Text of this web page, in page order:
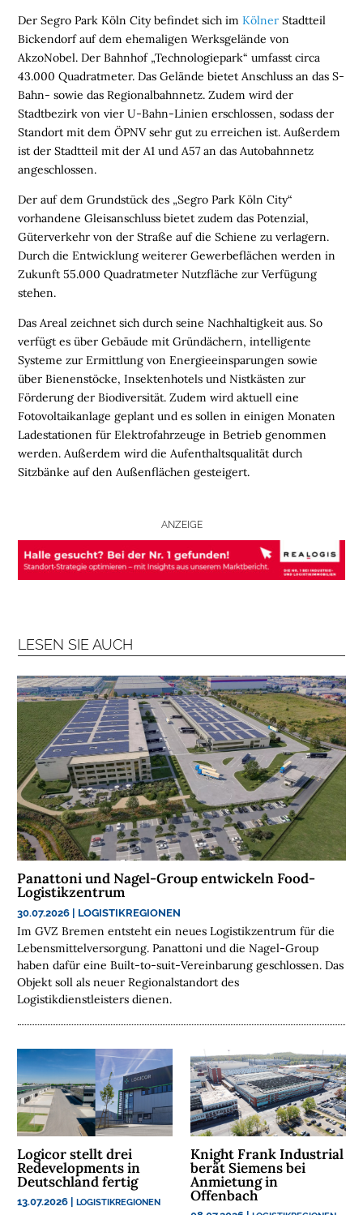
M
O
B
I
L
I
E
N
O
G
I
S
T
O
N
C
F
N
D
S
M
E
N
S
C
H
N
A
C
H
H
T
I
G
K
E
T
U
Der Segro Park Köln City befindet sich imKölner Stadtteil
Bickendorf auf dem ehemaligen Werksgelände von
AkzoNobel. Der Bahnhof „Technologiepark“ umfasst circa
43.000 Quadratmeter. Das Gelände bietet Anschluss an das S-
Bahn- sowie das Regionalbahnnetz. Zudem wird der
Stadtbezirk von vier U-Bahn-Linien erschlossen, sodass der
Standort mit dem ÖPNV sehr gut zu erreichen ist. Außerdem
ist der Stadtteil mit der A1 und A57 an das Autobahnnetz
angeschlossen.
Der auf dem Grundstück des „Segro Park Köln City“
vorhandene Gleisanschluss bietet zudem das Potenzial,
Güterverkehr von der Straße auf die Schiene zu verlagern.
Durch die Entwicklung weiterer Gewerbeflächen werden in
Zukunft 55.000 Quadratmeter Nutzfläche zur Verfügung
stehen.
Das Areal zeichnet sich durch seine Nachhaltigkeit aus. So
verfügt es über Gebäude mit Gründächern, intelligente
Systeme zur Ermittlung von Energieeinsparungen sowie
über Bienenstöcke, Insektenhotels und Nistkästen zur
Förderung der Biodiversität. Zudem wird aktuell eine
Fotovoltaikanlage geplant und es sollen in einigen Monaten
Ladestationen für Elektrofahrzeuge in Betrieb genommen
werden. Außerdem wird die Aufenthaltsqualität durch
Sitzbänke auf den Außenflächen gesteigert.
ANZEIGE
LESEN SIE AUCH
Panattoni und Nagel-Group entwickeln Food-
Logistikzentrum
30.07.2026 LOGISTIKREGIONEN
Im GVZ Bremen entsteht ein neues Logistikzentrum für die
Lebensmittelversorgung. Panattoni und die Nagel-Group
haben dafür eine Built-to-suit-Vereinbarung geschlossen. Das
Objekt soll als neuer Regionalstandort des
Logistikdienstleisters dienen.
Logicor stellt drei
Redevelopments in
Deutschland fertig
13.07.2026 |LOGISTIKREGIONEN
Knight Frank Industrial
berät Siemens bei
Anmietung in
Offenbach